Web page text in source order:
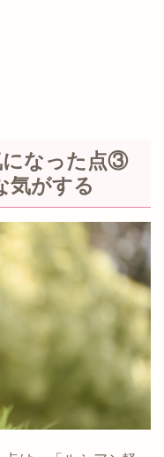
になった点③
気がする